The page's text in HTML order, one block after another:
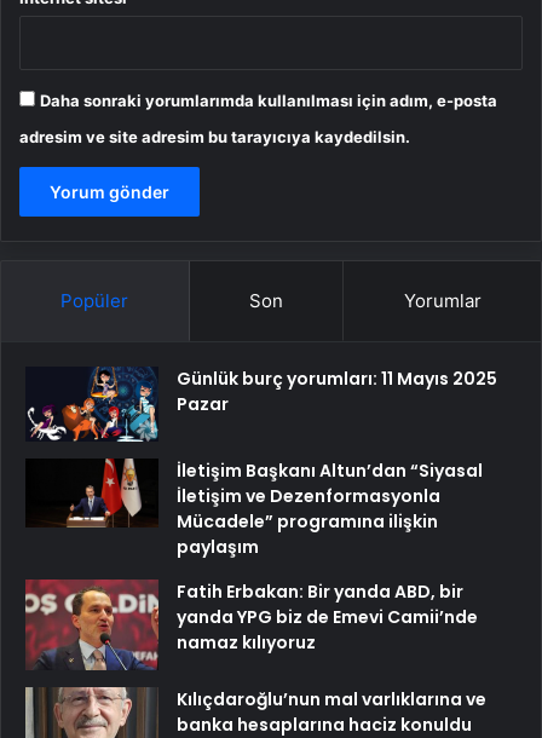
Daha sonraki yorumlarımda kullanılması için adım, e-posta
adresim ve site adresim bu tarayıcıya kaydedilsin.
Popüler Son Yorumlar
Günlük burç yorumları: 11 Mayıs 2025
Pazar
İletişim Başkanı Altun’dan “Siyasal
İletişim ve Dezenformasyonla
Mücadele” programına ilişkin
paylaşım
Fatih Erbakan: Bir yanda ABD, bir
yanda YPG biz de Emevi Camii’nde
namaz kılıyoruz
Kılıçdaroğlu’nun mal varlıklarına ve
banka hesaplarına haciz konuldu